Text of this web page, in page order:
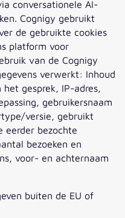
conversationele AI-
Cognigy gebruikt
de gebruikte cookies
platform voor
van de Cognigy
verwerkt: Inhoud
gesprek, IP-adres,
gebruikersnaam
versie, gebruikt
eerder bezochte
bezoeken en
voor- en achternaam
buiten de EU of